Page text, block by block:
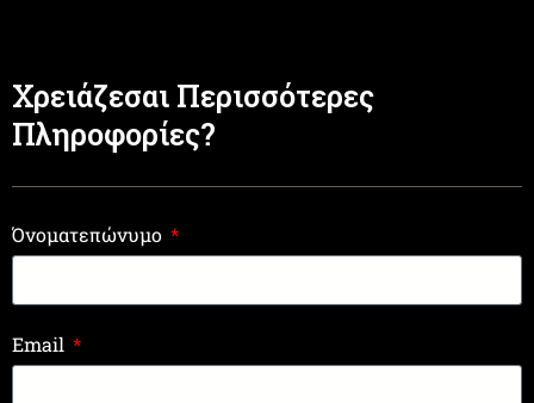
Χρειάζεσαι Περισσότερες
Πληροφορίες?
Όνοματεπώνυμο
Email